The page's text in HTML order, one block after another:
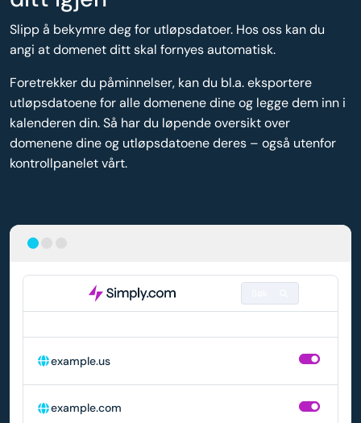
example.us
example.com
Slipp å bekymre deg for utløpsdatoer. Hos oss kan du
angi at domenet ditt skal fornyes automatisk.
Foretrekker du påminnelser, kan du bl.a. eksportere
utløpsdatoene for alle domenene dine og legge dem inn i
kalenderen din. Så har du løpende oversikt over
domenene dine og utløpsdatoene deres – også utenfor
kontrollpanelet vårt.